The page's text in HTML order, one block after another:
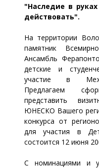
"Наследие в
действовать".
На территории
памятник
Ансамбль
детские и
участие в
Предлагаем
представить
ЮНЕСКО Вашего
конкурса от
для участия в
состоится 12 июня
С номинациями и